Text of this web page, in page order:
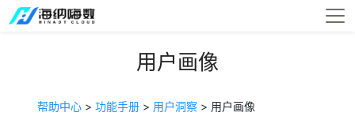
用户画像
帮助中心 >功能手册 > 用户洞察 > 用户画像